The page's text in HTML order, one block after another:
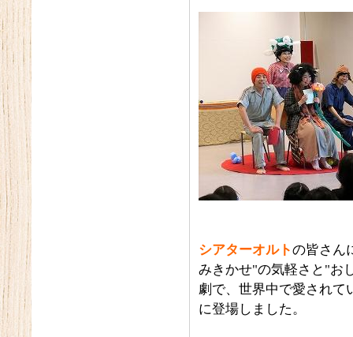
シアターオルトの皆さん
みきかせ"の気軽さと"お
劇で、世界中で愛されて
に登場しました。